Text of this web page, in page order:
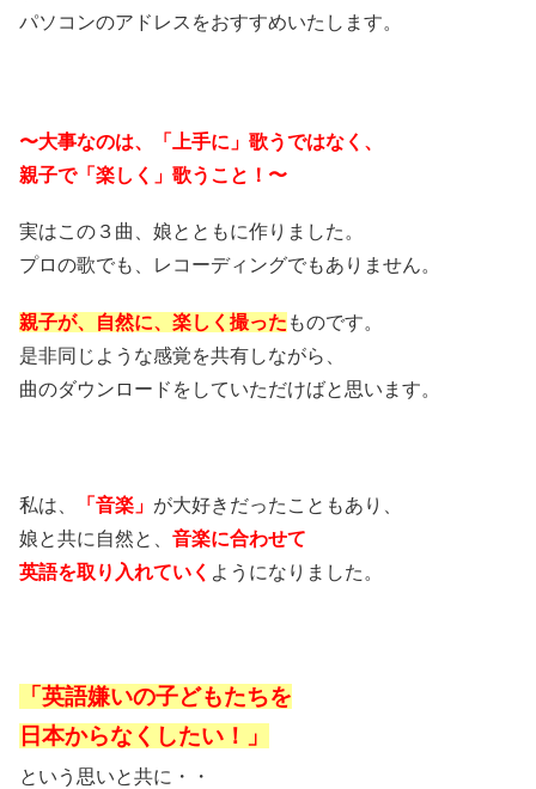
パソコンのアドレスをおすすめいたします。
〜大事なのは、「上手に」歌うではなく、
親子で「楽しく」歌うこと！〜
実はこの３曲、娘とともに作りました。
プロの歌でも、レコーディングでもありません。
親子が、自然に、楽しく撮った ものです。
是非同じような感覚を共有しながら、
曲のダウンロードをしていただけばと思います。
私は、 「音楽」 が大好きだったこともあり、
娘と共に自然と、 音楽に合わせて
英語を取り入れていく ようになりました。
「英語嫌いの子どもたちを
日本からなくしたい！」
という思いと共に・・